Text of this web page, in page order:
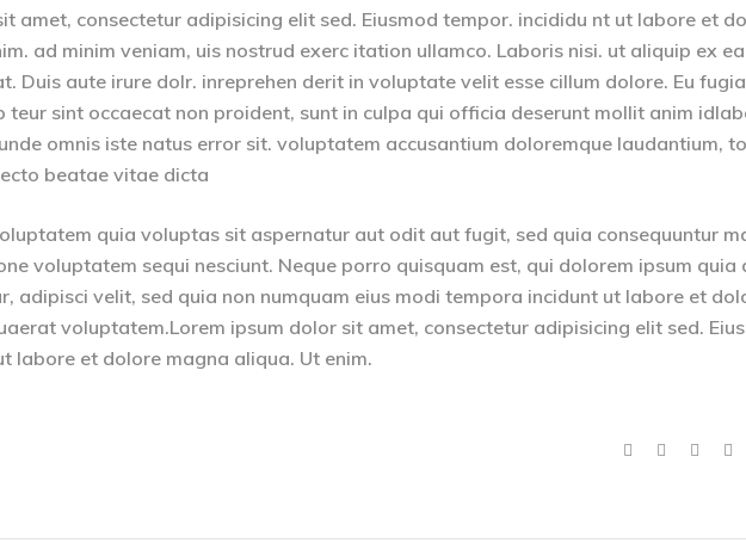
amet, consectetur adipisicing elit sed. Eiusmod tempor. incididu nt ut labore et
ad minim veniam, uis nostrud exerc itation ullamco. Laboris nisi. ut aliquip ex ea
Duis aute irure dolr. inreprehen derit in voluptate velit esse cillum dolore. Eu
teur sint occaecat non proident, sunt in culpa qui officia deserunt mollit anim
omnis iste natus error sit. voluptatem accusantium doloremque laudantium,
beatae vitae dicta
quia voluptas sit aspernatur aut odit aut fugit, sed quia consequuntur
voluptatem sequi nesciunt. Neque porro quisquam est, qui dolorem ipsum quia
adipisci velit, sed quia non numquam eius modi tempora incidunt ut labore et
voluptatem.Lorem ipsum dolor sit amet, consectetur adipisicing elit sed.
labore et dolore magna aliqua. Ut enim.